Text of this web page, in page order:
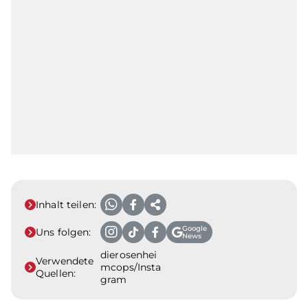
Inhalt teilen:
Uns folgen:
Google
News
Verwendete
Quellen:
dierosenhei
mcops/Insta
gram